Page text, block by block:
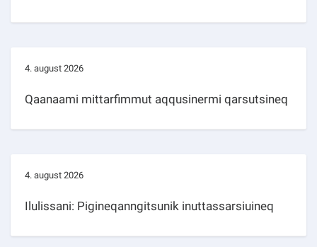
4. august 2026
Qaanaami mittarfimmut aqqusinermi qarsutsineq
4. august 2026
Ilulissani: Pigineqanngitsunik inuttassarsiuineq